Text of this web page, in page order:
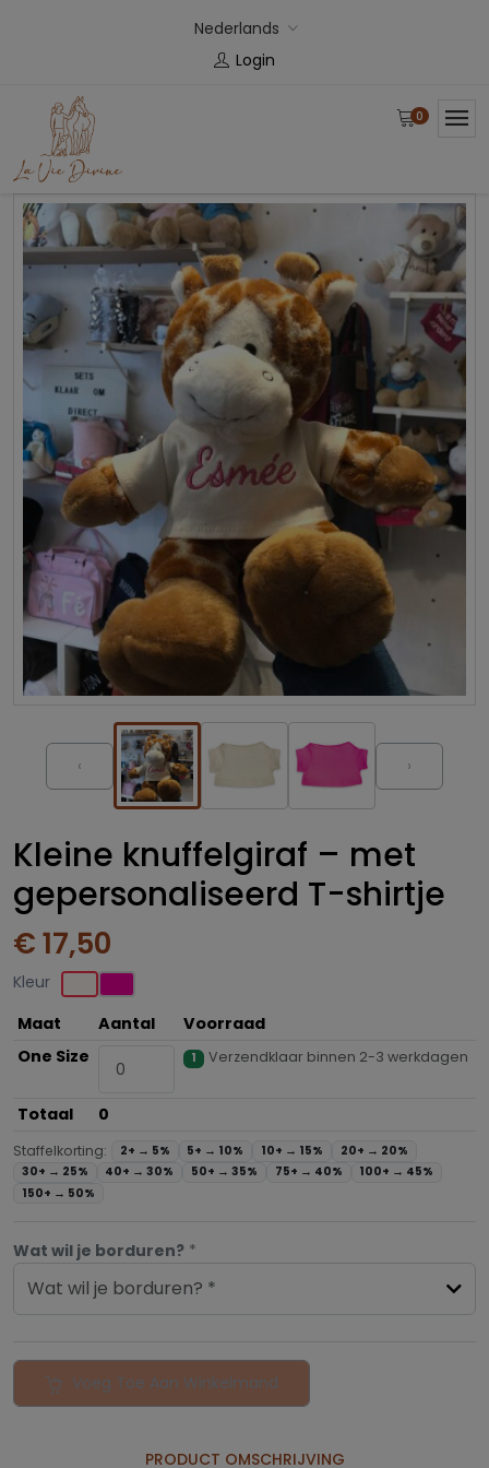
Nederlands
Login
0
‹ ›
Kleine knuffelgiraf – met
gepersonaliseerd T-shirtje
€ 17,50
Kleur
Maat
Aantal
Voorraad
One Size
1 Verzendklaar binnen 2-3 werkdagen
Totaal 0
Staffelkorting: 2+ → 5% 5+ → 10% 10+ → 15% 20+ → 20%
30+ → 25% 40+ →30% 50+ →35% 75+ → 40% 100+ → 45%
150+ → 50%
Wat wil je borduren? *
Wat wil je borduren? *
Voeg Toe Aan Winkelmand
PRODUCT OMSCHRIJVING